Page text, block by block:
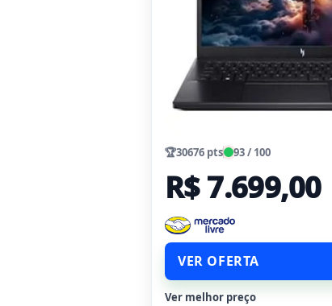
🏆30676 pts 93 / 100
R$ 7.699,00
VER OFERTA
Ver melhor preço